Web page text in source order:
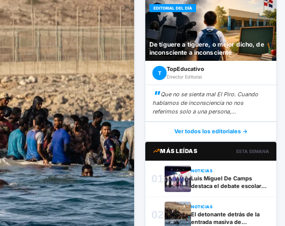
EDITORIAL DEL DÍA
De tíguere a tíguere, o mejor dicho, de
inconsciente a inconsciente
T
TopEducativo
Director Editorial
Que no se sienta mal El Piro. Cuando
hablamos de inconsciencia no nos
referimos solo a una persona,…
Ver todos los editoriales →
MÁS LEÍDAS ESTA SEMANA
01
NOTICIAS
Luis Miguel De Camps
destaca el debate escolar
02
NOTICIAS
El detonante detrás de la
entrada masiva de